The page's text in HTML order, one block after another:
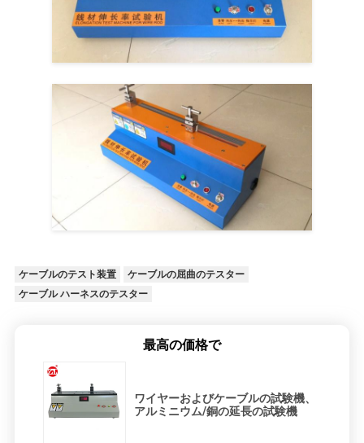
ケーブルのテスト装置
ケーブルの屈曲のテスター
ケーブル ハーネスのテスター
最高の価格で
ワイヤーおよびケーブルの試験機、
アルミニウム/銅の延長の試験機